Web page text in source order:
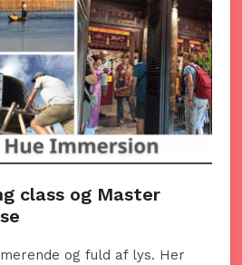
class og Master
og fuld af lys. Her